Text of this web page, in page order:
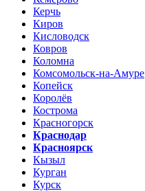
Керчь
Киров
Кисловодск
Ковров
Коломна
Комсомольск-на-Амуре
Копейск
Королёв
Кострома
Красногорск
Краснодар
Красноярск
Кызыл
Курган
Курск